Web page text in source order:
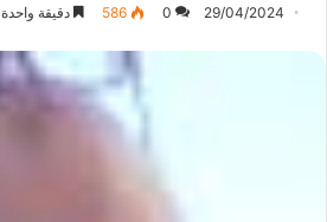
29/04/2024
0
586 دقيقة واحدة